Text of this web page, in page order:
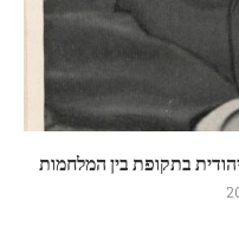
בתקופת בין המלחמות